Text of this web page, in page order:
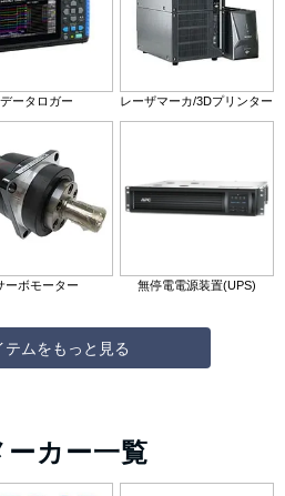
データロガー レーザマーカ/3Dプリンター
ーボモーター 無停電電源装置(UPS)
テムをもっと見る
ーカー一覧